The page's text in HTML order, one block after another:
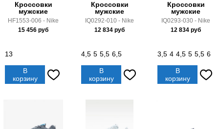
Кроссовки
мужские
HF1553-006 - Nike
15 456 руб
13
В
корзину
Кроссовки
мужские
IQ0292-010 - Nike
12 834 руб
4,5 5 5,5 6,5
В
корзину
Кроссовки
мужские
IQ0293-030 - Nike
12 834 руб
3,5 4 4,5 5 5,5 6
В
корзину